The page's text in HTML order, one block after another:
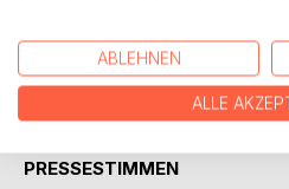
jedem schicksalhaften Ende ein
PRESSESTIMMEN
ABLEHNEN
ALLE